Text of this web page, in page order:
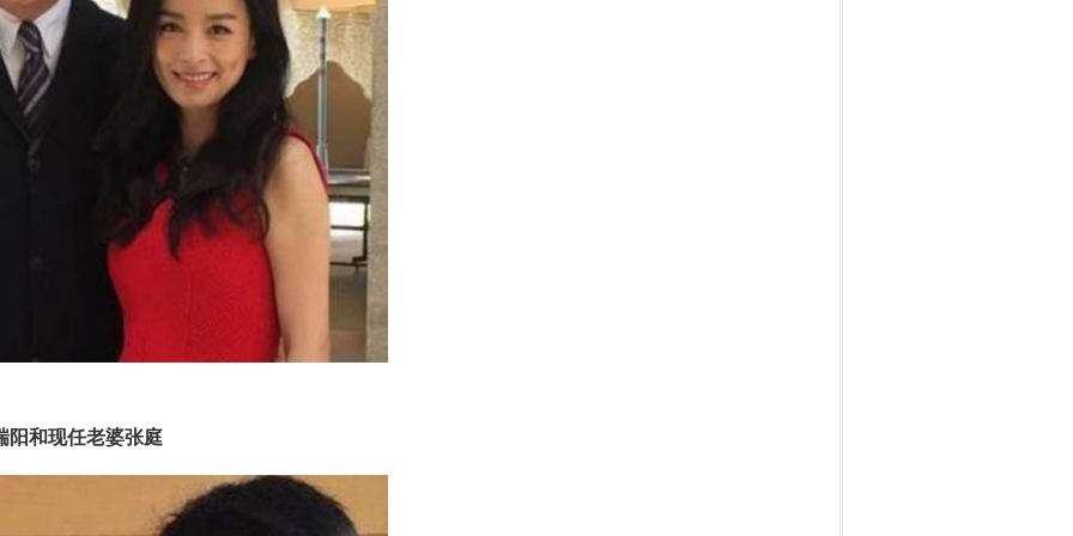
阳和现任老婆张庭